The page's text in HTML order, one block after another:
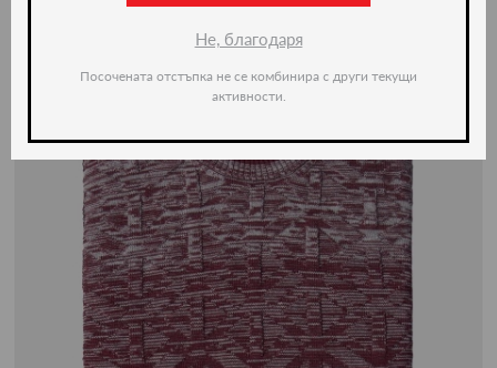
Не, благодаря
Посочената отстъпка не се комбинира с други текущи
активности.